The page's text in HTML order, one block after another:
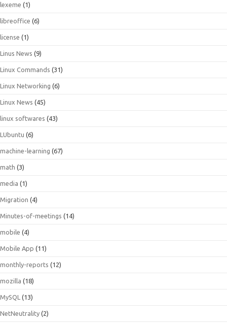
lexeme (1)
libreoffice (6)
license (1)
Linus News (9)
Linux Commands (31)
Linux Networking (6)
Linux News (45)
linux softwares (43)
LUbuntu (6)
machine-learning (67)
math (3)
media (1)
Migration (4)
Minutes-of-meetings (14)
mobile (4)
Mobile App (11)
monthly-reports (12)
mozilla (18)
MySQL (13)
NetNeutrality (2)